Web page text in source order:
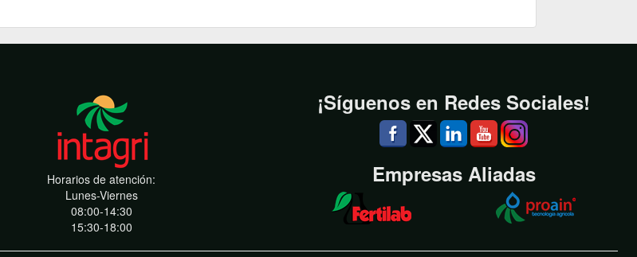
Horarios de atención:
Lunes-Viernes
08:00-14:30
15:30-18:00
¡Síguenos en Redes Sociales!
Empresas Aliadas